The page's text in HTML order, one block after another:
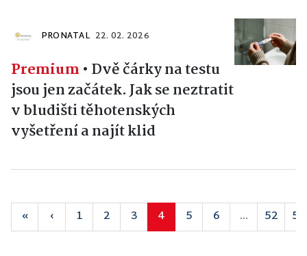
PRONATAL 22. 02. 2026
Premium • Dvě čárky na testu
jsou jen začátek. Jak se neztratit
v bludišti těhotenských
vyšetření a najít klid
« ‹ 1 2 3 4 5 6 ... 52 53